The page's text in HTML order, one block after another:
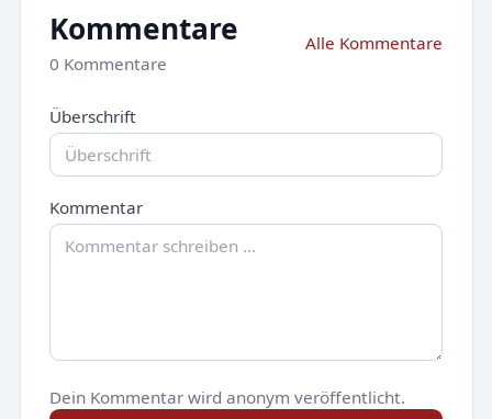
Kommentare
0 Kommentare
Alle Kommentare
Überschrift
Kommentar
Dein Kommentar wird anonym veröffentlicht.